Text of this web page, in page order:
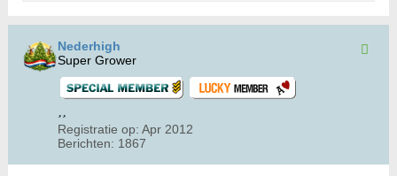
Nederhigh
Super Grower
Registratie op: Apr 2012
Berichten: 1867